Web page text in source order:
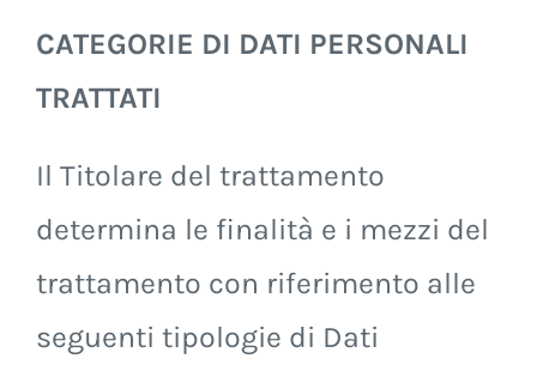
CATEGORIE DI DATI PERSONALI
TRATTATI
Il Titolare del trattamento
determina le finalità e i mezzi del
trattamento con riferimento alle
seguenti tipologie di Dati